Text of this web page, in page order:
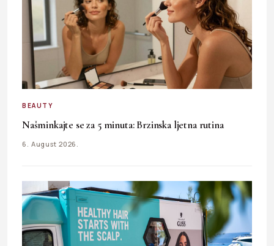
BEAUTY
Našminkajte se za 5 minuta: Brzinska ljetna rutina
6. August 2026.